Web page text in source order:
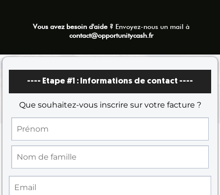
Vous avez besoin d'aide ? Envoyez-nous un mail à
contact@opportunitycash.fr
---- Etape #1 : Informations de contact ----
Que souhaitez-vous inscrire sur votre facture ?